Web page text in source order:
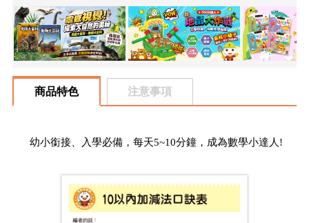
商品特色 注意事項
幼小銜接、入學必備，每天5~10分鐘，成為數學小達人!